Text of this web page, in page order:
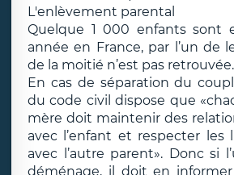
L'enlèvement parental
Quelque 1 000 enfants sont
année en France, par l’un de
de la moitié n’est pas
En cas de séparation du
du code civil dispose que
mère doit maintenir des
avec l’enfant et respecter les
avec l’autre parent». Donc si
déménage, il doit en